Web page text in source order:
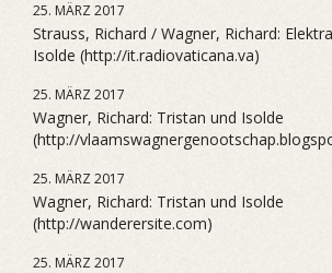
25. MÄRZ 2017
Strauss, Richard / Wagner, Richard:
Isolde (http://it.radiovaticana.va)
25. MÄRZ 2017
Wagner, Richard: Tristan und Isolde
(http://
25. MÄRZ 2017
Wagner, Richard: Tristan und Isolde
(http://wanderersite.com)
25. MÄRZ 2017